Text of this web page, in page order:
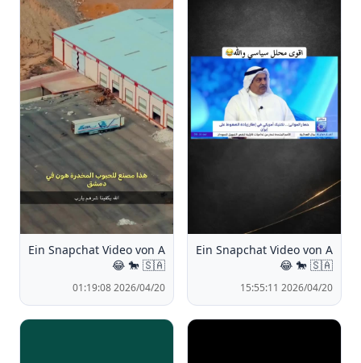
Ein Snapchat Video von A
🐎 🇸🇦 😂
2026/04/20 15:55:11
Ein Snapchat Video von A
🐎 🇸🇦 😂
2026/04/20 01:19:08